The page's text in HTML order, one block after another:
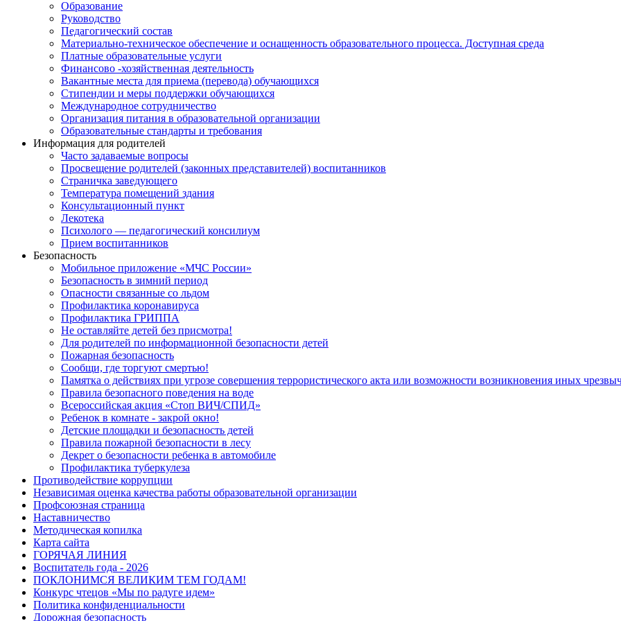
Образование
Руководство
Педагогический состав
Материально-техническое обеспечение и оснащенность образовательного процесса. Доступная среда
Платные образовательные услуги
Финансово -хозяйственная деятельность
Вакантные места для приема (перевода) обучающихся
Стипендии и меры поддержки обучающихся
Международное сотрудничество
Организация питания в образовательной организации
Образовательные стандарты и требования
Информация для родителей
Часто задаваемые вопросы
Просвещение родителей (законных представителей) воспитанников
Страничка заведующего
Температура помещений здания
Консультационный пункт
Лекотека
Психолого — педагогический консилиум
Прием воспитанников
Безопасность
Мобильное приложение «МЧС России»
Безопасность в зимний период
Опасности связанные со льдом
Профилактика коронавируса
Профилактика ГРИППА
Не оставляйте детей без присмотра!
Для родителей по информационной безопасности детей
Пожарная безопасность
Сообщи, где торгуют смертью!
Памятка о действиях при угрозе совершения террористического акта или возможности возникновения иных
Правила безопасного поведения на воде
Всероссийская акция «Стоп ВИЧ/СПИД»
Ребенок в комнате - закрой окно!
Детские площадки и безопасность детей
Правила пожарной безопасности в лесу
Декрет о безопасности ребенка в автомобиле
Профилактика туберкулеза
Противодействие коррупции
Независимая оценка качества работы образовательной организации
Профсоюзная страница
Наставничество
Методическая копилка
Карта сайта
ГОРЯЧАЯ ЛИНИЯ
Воспитатель года - 2026
ПОКЛОНИМСЯ ВЕЛИКИМ ТЕМ ГОДАМ!
Конкурс чтецов «Мы по радуге идем»
Политика конфиденциальности
Дорожная безопасность